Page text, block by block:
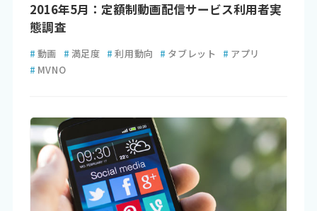
2016年5月：定額制動画配信サービス利用者実
態調査
# 動画 # 満足度 # 利用動向 # タブレット # アプリ
# MVNO